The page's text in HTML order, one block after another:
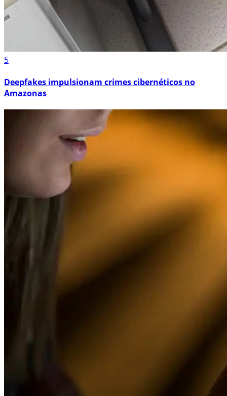
5
Deepfakes impulsionam crimes cibernéticos no
Amazonas